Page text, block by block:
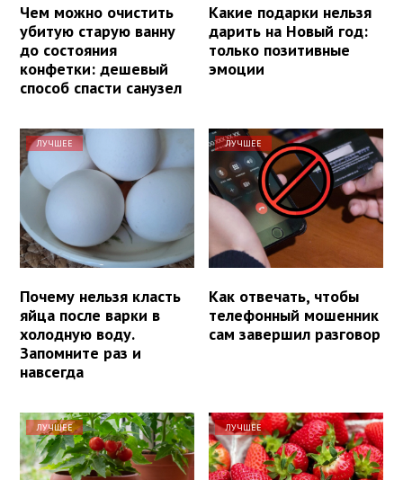
Чем можно очистить
убитую старую ванну
до состояния
конфетки: дешевый
способ спасти санузел
Какие подарки нельзя
дарить на Новый год:
только позитивные
эмоции
ЛУЧШЕЕ
Почему нельзя класть
яйца после варки в
холодную воду.
Запомните раз и
навсегда
ЛУЧШЕЕ
Как отвечать, чтобы
телефонный мошенник
сам завершил разговор
ЛУЧШЕЕ ЛУЧШЕЕ